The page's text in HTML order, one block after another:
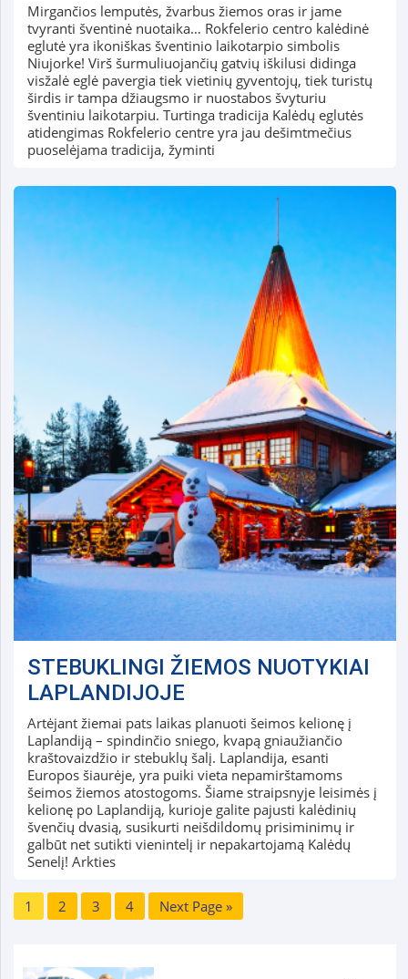
Mirgančios lemputės, žvarbus žiemos oras ir jame
tvyranti šventinė nuotaika… Rokfelerio centro kalėdinė
eglutė yra ikoniškas šventinio laikotarpio simbolis
Niujorke! Virš šurmuliuojančių gatvių iškilusi didinga
visžalė eglė pavergia tiek vietinių gyventojų, tiek turistų
širdis ir tampa džiaugsmo ir nuostabos švyturiu
šventiniu laikotarpiu. Turtinga tradicija Kalėdų eglutės
atidengimas Rokfelerio centre yra jau dešimtmečius
puoselėjama tradicija, žyminti
STEBUKLINGI ŽIEMOS NUOTYKIAI
LAPLANDIJOJE
Artėjant žiemai pats laikas planuoti šeimos kelionę į
Laplandiją – spindinčio sniego, kvapą gniaužiančio
kraštovaizdžio ir stebuklų šalį. Laplandija, esanti
Europos šiaurėje, yra puiki vieta nepamirštamoms
šeimos žiemos atostogoms. Šiame straipsnyje leisimės į
kelionę po Laplandiją, kurioje galite pajusti kalėdinių
švenčių dvasią, susikurti neišdildomų prisiminimų ir
galbūt net sutikti vienintelį ir nepakartojamą Kalėdų
Senelį! Arkties
1 2 3 4 Next Page »